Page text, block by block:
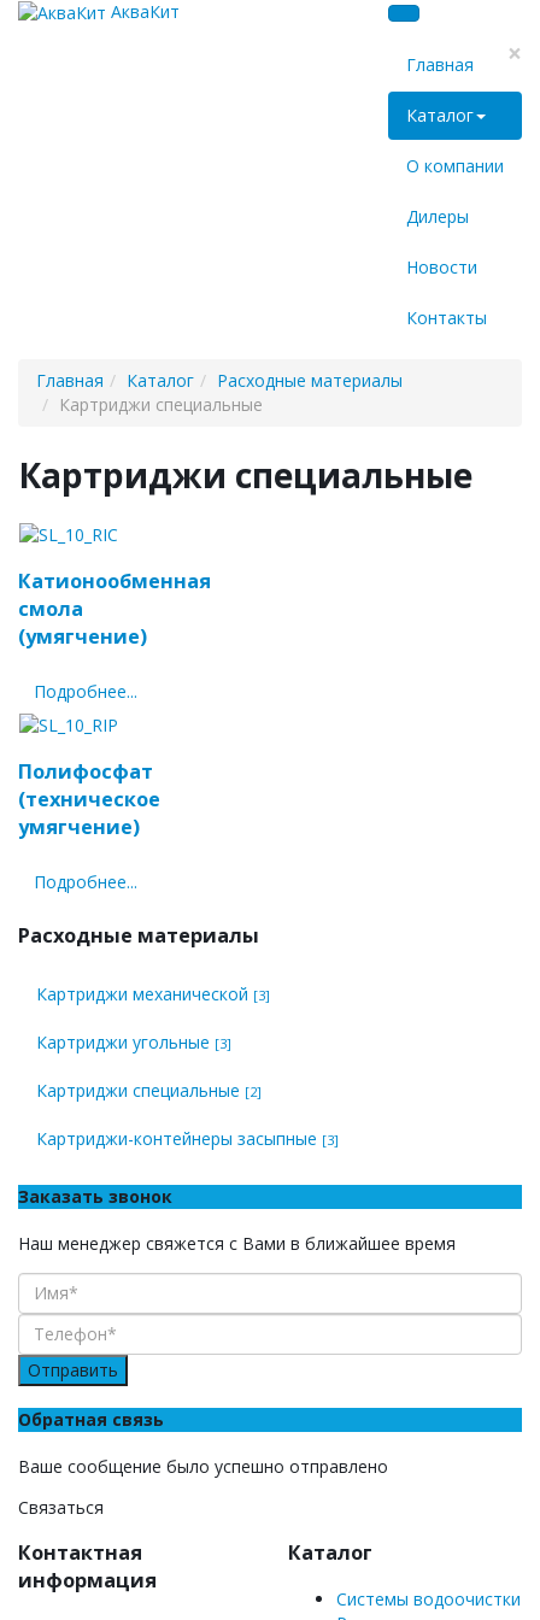
АкваКит
×
Главная
Каталог
О компании
Дилеры
Новости
Контакты
Главная Каталог
Расходные материалы
Картриджи специальные
Картриджи специальные
Катионообменная
смола
(умягчение)
Подробнее...
Полифосфат
(техническое
умягчение)
Подробнее...
Расходные материалы
Картриджи механической [3]
Картриджи угольные [3]
Картриджи специальные [2]
Картриджи-контейнеры засыпные [3]
Заказать звонок
Наш менеджер свяжется с Вами в ближайшее время
Отправить
Обратная связь
Ваше сообщение было успешно отправлено
Связаться
Контактная
информация
Каталог
Системы водоочистки